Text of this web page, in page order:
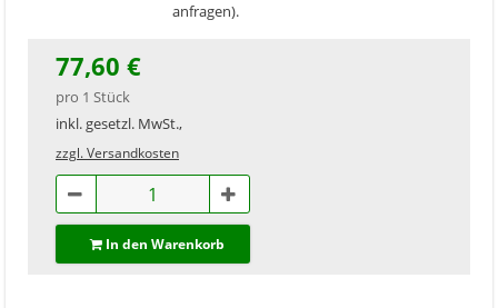
anfragen).
77,60 €
pro 1 Stück
inkl. gesetzl. MwSt.,
zzgl. Versandkosten
In den Warenkorb